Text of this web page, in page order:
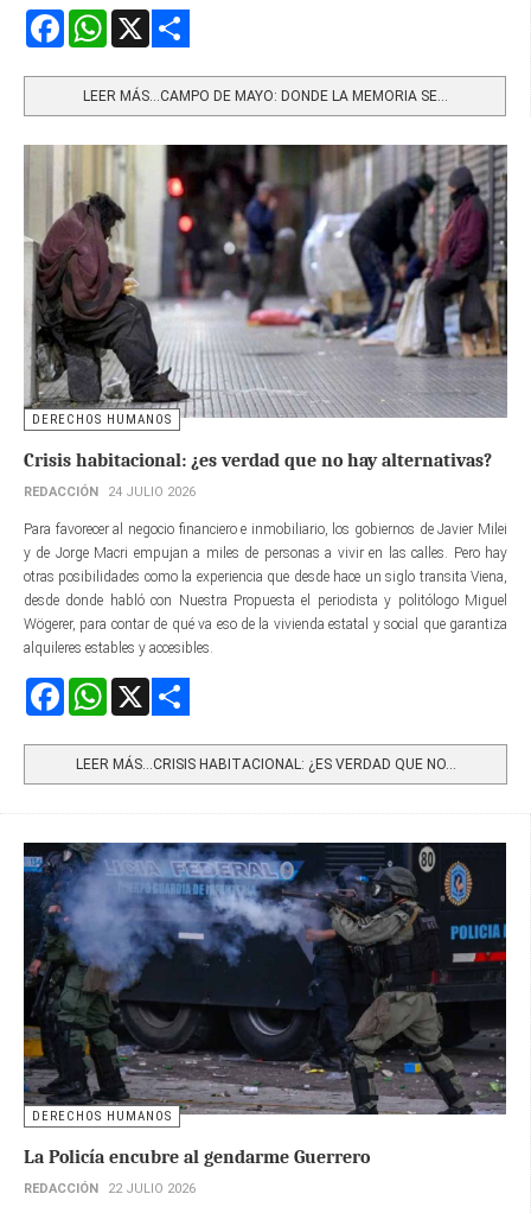
FacebookWhatsApp
LEER MÁS…CAMPO DE MAYO: DONDE LA MEMORIA SE...
DERECHOS HUMANOS
Crisis habitacional: ¿es verdad que no hay alternativas?
REDACCIÓN 24 JULIO 2026
Para favorecer al negocio financiero e inmobiliario, los gobiernos de Javier Milei
y de Jorge Macri empujan a miles de personas a vivir en las calles. Pero hay
otras posibilidades como la experiencia que desde hace un siglo transita Viena,
desde donde habló con Nuestra Propuesta el periodista y politólogo Miguel
Wögerer, para contar de qué va eso de la vivienda estatal y social que garantiza
alquileres estables y accesibles.
FacebookWhatsApp
LEER MÁS…CRISIS HABITACIONAL: ¿ES VERDAD QUE NO...
DERECHOS HUMANOS
La Policía encubre al gendarme Guerrero
REDACCIÓN 22 JULIO 2026